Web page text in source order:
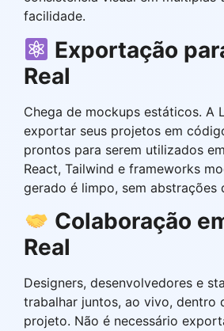
facilidade.
Exportação
Real
Chega de mockups estáticos. A
exportar seus projetos em
prontos para serem utilizados
React, Tailwind e frameworks
gerado é limpo, sem abstrações
Colaboração
Real
Designers, desenvolvedores e
trabalhar juntos, ao vivo, dentro
projeto. Não é necessário